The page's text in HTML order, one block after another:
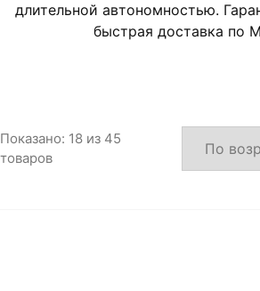
Игровые приставки
длительной автономностью.
быстрая доставка по
Показано: 18 из 45
товаров